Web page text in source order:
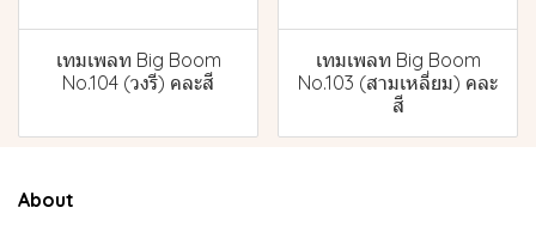
เทมเพลท Big Boom
No.104 (วงรี) คละสี
เทมเพลท Big Boom
No.103 (สามเหลี่ยม) คละ
สี
About